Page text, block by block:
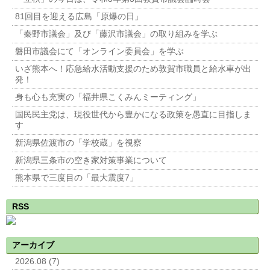
81回目を迎える広島「原爆の日」
「秦野市議会」及び「藤沢市議会」の取り組みを学ぶ
磐田市議会にて「オンライン委員会」を学ぶ
いざ熊本へ！応急給水活動支援のため敦賀市職員と給水車が出
発！
身も心も充実の「福井県こくみんミーティング」
国民民主党は、現役世代から豊かになる政策を愚直に目指しま
す
新潟県佐渡市の「学校蔵」を視察
新潟県三条市の空き家対策事業について
熊本県で三度目の「最大震度7」
RSS
アーカイブ
2026.08 (7)